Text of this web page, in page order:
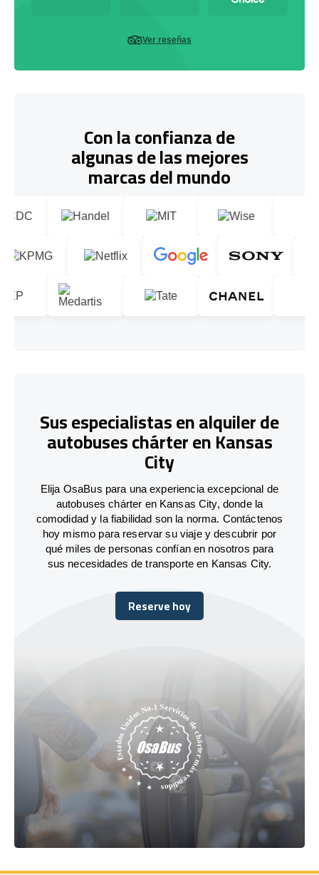
Ver reseñas
Con la confianza de
algunas de las mejores
marcas del mundo
Sus especialistas en alquiler de
autobuses chárter en Kansas
City
Elija OsaBus para una experiencia excepcional de
autobuses chárter en Kansas City, donde la
comodidad y la fiabilidad son la norma. Contáctenos
hoy mismo para reservar su viaje y descubrir por
qué miles de personas confían en nosotros para
sus necesidades de transporte en Kansas City.
Reserve hoy
Reserve hoy